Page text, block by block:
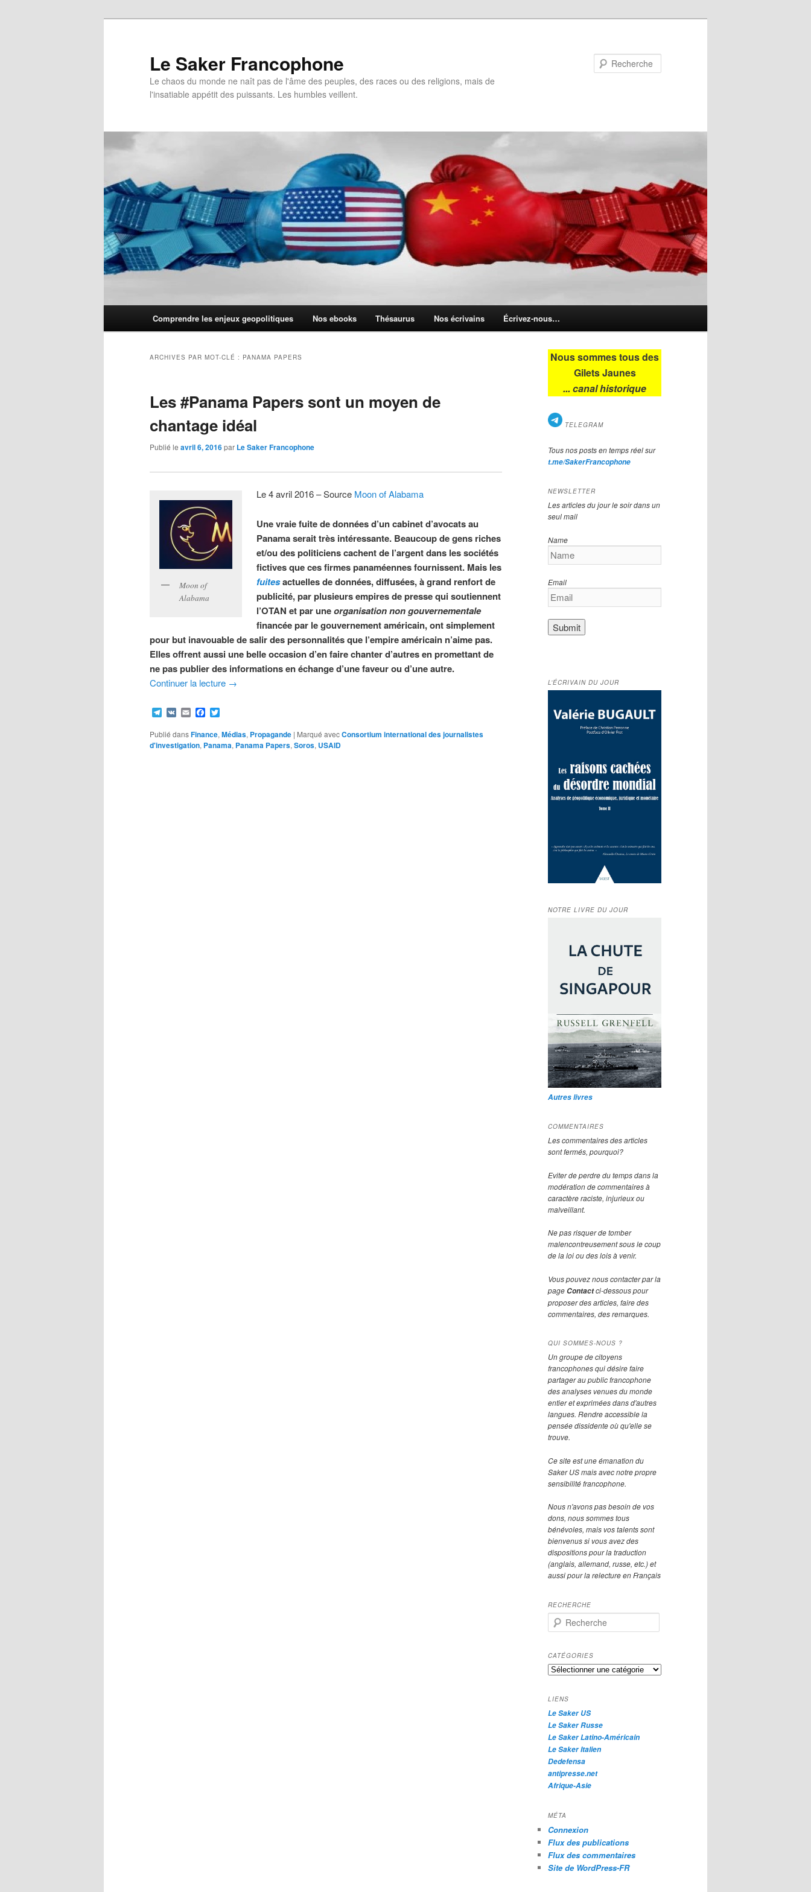
Le Saker Francophone
Le chaos du monde ne naît pas de l'âme des peuples, des races ou des religions, mais de
l'insatiable appétit des puissants. Les humbles veillent.
Comprendre les enjeux geopolitiques Nos ebooks Thésaurus Nos écrivains Écrivez-nous…
ARCHIVES PAR MOT-CLÉ : PANAMA PAPERS
Les #Panama Papers sont un moyen de
chantage idéal
Publié le avril 6, 2016par Le Saker Francophone
Moon of
Alabama
Le 4 avril 2016 – Source Moon of Alabama
Une vraie fuite de données d’un cabinet d’avocats au
Panama serait très intéressante. Beaucoup de gens riches
et/ou des politiciens cachent de l’argent dans les sociétés
fictives que ces firmes panaméennes fournissent. Mais les
fuitesactuelles de données, diffusées, à grand renfort de
publicité, par plusieurs empires de presse qui soutiennent
l’OTAN et par uneorganisation non gouvernementale
financée par le gouvernement américain, ont simplement
pour but inavouable de salir des personnalités que l’empire américain n’aime pas.
Elles offrent aussi une belle occasion d’en faire chanter d’autres en promettant de
ne pas publier des informations en échange d’une faveur ou d’une autre.
Continuer la lecture →
Telegram
VK EmailFacebook
Publié dansFinance, Médias, Propagande | Marqué avecConsortium international des journalistes
d'investigation, Panama, Panama Papers, Soros, USAID
Nous sommes tous des
Gilets Jaunes
... canal historique
TELEGRAM
Tous nos posts en temps réel sur
t.me/SakerFrancophone
NEWSLETTER
Les articles du jour le soir dans un
seul mail
Name
Email
L’ÉCRIVAIN DU JOUR
NOTRE LIVRE DU JOUR
Autres livres
COMMENTAIRES
Les commentaires des articles
sont fermés, pourquoi?
Eviter de perdre du temps dans la
modération de commentaires à
caractère raciste, injurieux ou
malveillant.
Ne pas risquer de tomber
malencontreusement sous le coup
de la loi ou des lois à venir.
Vous pouvez nous contacter par la
page Contactci-dessous pour
proposer des articles, faire des
commentaires, des remarques.
QUI SOMMES-NOUS ?
Un groupe de citoyens
francophones qui désire faire
partager au public francophone
des analyses venues du monde
entier et exprimées dans d'autres
langues. Rendre accessible la
pensée dissidente où qu'elle se
trouve.
Ce site est une émanation du
Saker US mais avec notre propre
sensibilité francophone.
Nous n'avons pas besoin de vos
dons, nous sommes tous
bénévoles, mais vos talents sont
bienvenus si vous avez des
dispositions pour la traduction
(anglais, allemand, russe, etc.) et
aussi pour la relecture en Français
RECHERCHE
e
h
e
r
h
e
CATÉGORIES
Catégories
LIENS
Le Saker US
Le Saker Russe
Le Saker Latino-Américain
Le Saker Italien
Dedefensa
antipresse.net
Afrique-Asie
MÉTA
Connexion
Flux des publications
Flux des commentaires
Site de WordPress-FR